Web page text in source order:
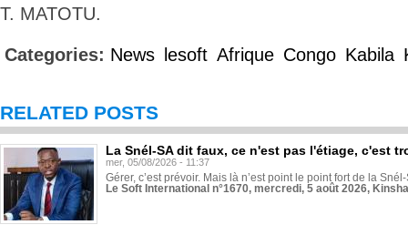
T. MATOTU.
Categories: News lesoft Afrique Congo Kabila
RELATED POSTS
La Snél-SA dit faux, ce n'est pas l'étiage, c'est
mer, 05/08/2026 - 11:37
Gérer, c’est prévoir. Mais là n’est point le point fort de la
Le Soft International n°1670, mercredi, 5 août 2026,